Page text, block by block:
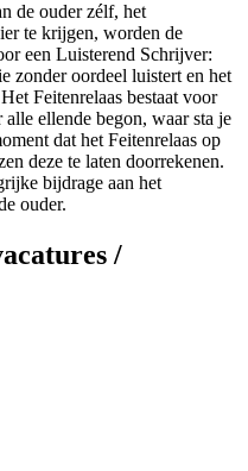
de ouder zélf, het
te krijgen, worden de
een Luisterend Schrijver:
zonder oordeel luistert en het
Feitenrelaas bestaat voor
ellende begon, waar sta je
dat het Feitenrelaas op
deze te laten doorrekenen.
bijdrage aan het
ouder.
/